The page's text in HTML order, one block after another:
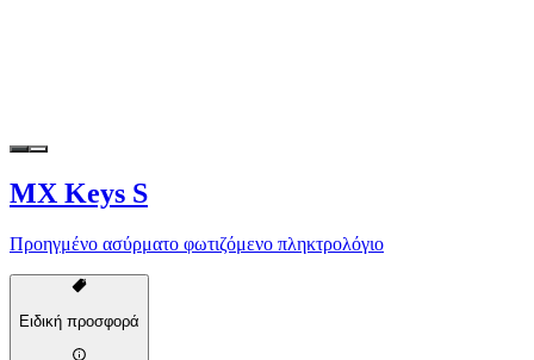
MX Keys S
Προηγμένο ασύρματο φωτιζόμενο πληκτρολόγιο
Ειδική προσφορά